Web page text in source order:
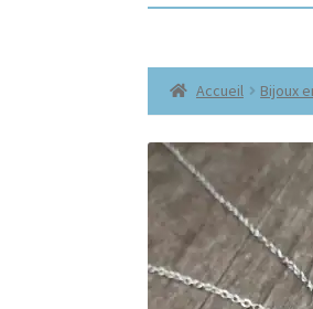
Accueil Bijoux